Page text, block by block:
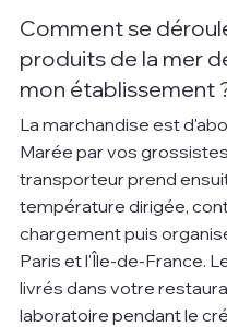
Comment se
produits de la mer
mon établissement
La marchandise est
Marée par vos
transporteur prend
température dirigée,
chargement puis
Paris et l'Île-de-France.
livrés dans votre
laboratoire pendant le